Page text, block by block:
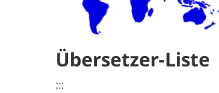
Übersetzer-Liste
:::